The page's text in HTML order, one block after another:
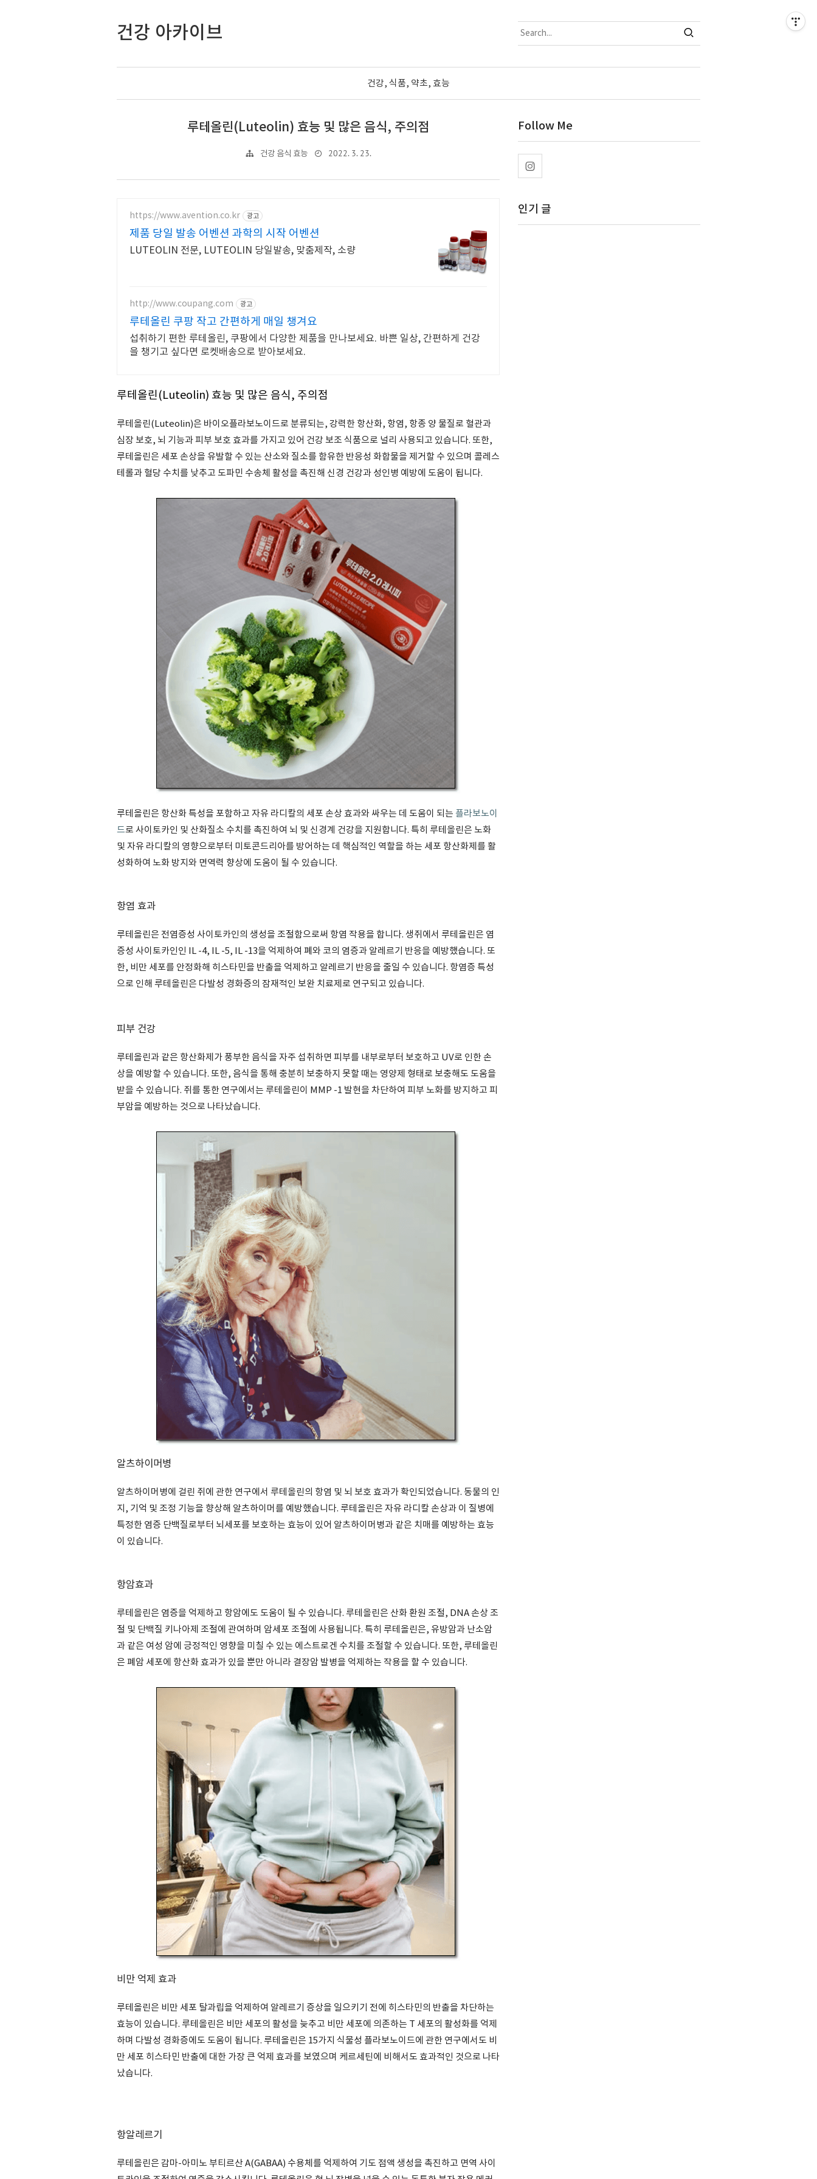
건강 아카이브
건강, 식품, 약초, 효능
루테올린(Luteolin) 효능 및 많은 음식, 주의점
건강 음식 효능 2022. 3. 23.
https://www.avention.co.kr 광고
제품 당일 발송 어벤션 과학의 시작 어벤션
LUTEOLIN 전문, LUTEOLIN 당일발송, 맞춤제작, 소량
http://www.coupang.com 광고
루테올린 쿠팡 작고 간편하게 매일 챙겨요
섭취하기 편한 루테올린, 쿠팡에서 다양한 제품을 만나보세요. 바쁜 일상, 간편하게 건강
을 챙기고 싶다면 로켓배송으로 받아보세요.
루테올린(Luteolin) 효능 및 많은 음식, 주의점
루테올린(Luteolin)은 바이오플라보노이드로 분류되는, 강력한 항산화, 항염, 항종 양 물질로 혈관과
심장 보호, 뇌 기능과 피부 보호 효과를 가지고 있어 건강 보조 식품으로 널리 사용되고 있습니다. 또한,
루테올린은 세포 손상을 유발할 수 있는 산소와 질소를 함유한 반응성 화합물을 제거할 수 있으며 콜레스
테롤과 혈당 수치를 낮추고 도파민 수송체 활성을 촉진해 신경 건강과 성인병 예방에 도움이 됩니다.
루테올린은 항산화 특성을 포함하고 자유 라디칼의 세포 손상 효과와 싸우는 데 도움이 되는 플라보노이
드로 사이토카인 및 산화질소 수치를 촉진하여 뇌 및 신경계 건강을 지원합니다. 특히 루테올린은 노화
및 자유 라디칼의 영향으로부터 미토콘드리아를 방어하는 데 핵심적인 역할을 하는 세포 항산화제를 활
성화하여 노화 방지와 면역력 향상에 도움이 될 수 있습니다.
항염 효과
루테올린은 전염증성 사이토카인의 생성을 조절함으로써 항염 작용을 합니다. 생쥐에서 루테올린은 염
증성 사이토카인인 IL -4, IL -5, IL -13을 억제하여 폐와 코의 염증과 알레르기 반응을 예방했습니다. 또
한, 비만 세포를 안정화해 히스타민을 반출을 억제하고 알레르기 반응을 줄일 수 있습니다. 항염증 특성
으로 인해 루테올린은 다발성 경화증의 잠재적인 보완 치료제로 연구되고 있습니다.
피부 건강
루테올린과 같은 항산화제가 풍부한 음식을 자주 섭취하면 피부를 내부로부터 보호하고 UV로 인한 손
상을 예방할 수 있습니다. 또한, 음식을 통해 충분히 보충하지 못할 때는 영양제 형태로 보충해도 도움을
받을 수 있습니다. 쥐를 통한 연구에서는 루테올린이 MMP -1 발현을 차단하여 피부 노화를 방지하고 피
부암을 예방하는 것으로 나타났습니다.
알츠하이머병
알츠하이머병에 걸린 쥐에 관한 연구에서 루테올린의 항염 및 뇌 보호 효과가 확인되었습니다. 동물의 인
지, 기억 및 조정 기능을 향상해 알츠하이머를 예방했습니다. 루테올린은 자유 라디칼 손상과 이 질병에
특정한 염증 단백질로부터 뇌세포를 보호하는 효능이 있어 알츠하이머병과 같은 치매를 예방하는 효능
이 있습니다.
항암효과
루테올린은 염증을 억제하고 항암에도 도움이 될 수 있습니다. 루테올린은 산화 환원 조절, DNA 손상 조
절 및 단백질 키나아제 조절에 관여하며 암세포 조절에 사용됩니다. 특히 루테올린은, 유방암과 난소암
과 같은 여성 암에 긍정적인 영향을 미칠 수 있는 에스트로겐 수치를 조절할 수 있습니다. 또한, 루테올린
은 폐암 세포에 항산화 효과가 있을 뿐만 아니라 결장암 발병을 억제하는 작용을 할 수 있습니다.
비만 억제 효과
루테올린은 비만 세포 탈과립을 억제하여 알레르기 증상을 일으키기 전에 히스타민의 반출을 차단하는
효능이 있습니다. 루테올린은 비만 세포의 활성을 늦추고 비만 세포에 의존하는 T 세포의 활성화를 억제
하며 다발성 경화증에도 도움이 됩니다. 루테올린은 15가지 식물성 플라보노이드에 관한 연구에서도 비
만 세포 히스타민 반출에 대한 가장 큰 억제 효과를 보였으며 케르세틴에 비해서도 효과적인 것으로 나타
났습니다.
항알레르기
루테올린은 감마-아미노 부티르산 A(GABAA) 수용체를 억제하여 기도 점액 생성을 촉진하고 면역 사이
Follow Me
인기 글